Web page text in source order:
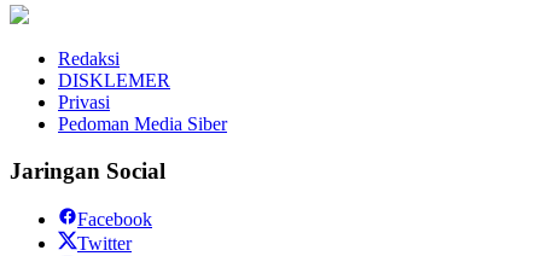
Redaksi
DISKLEMER
Privasi
Pedoman Media Siber
Jaringan Social
Facebook
Twitter